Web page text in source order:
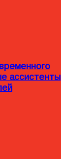
ассистенты